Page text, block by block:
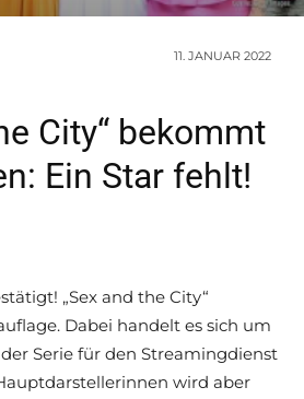
11. JANUAR 2022
City“ bekommt
Ein Star fehlt!
„Sex and the City“
Dabei handelt es sich um
Serie für den Streamingdienst
wird aber